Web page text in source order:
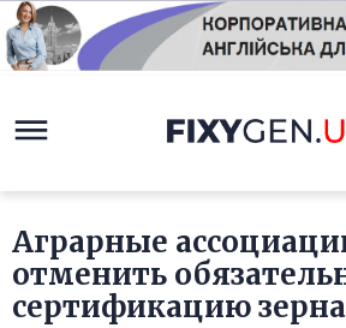
Аграрные
отменить
сертификацию зерна